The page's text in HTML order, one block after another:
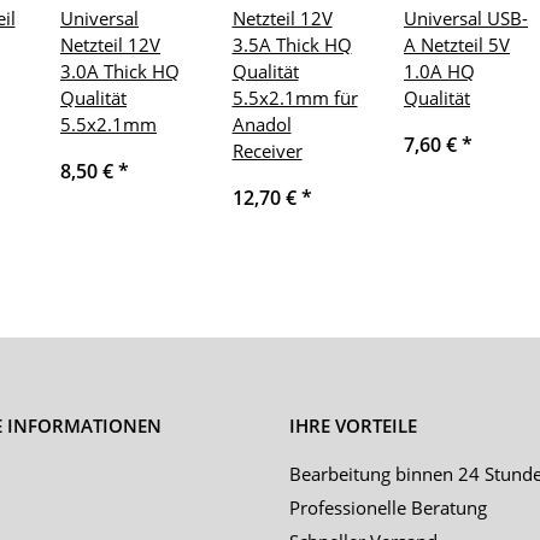
Universal
Netzteil 12V
3.0A Thick HQ
Qualität
5.5x2.1mm
8,50 €*
Netzteil 12V
3.5A Thick HQ
Qualität
5.5x2.1mm für
Anadol
Receiver
12,70 €*
Universal USB-
A Netzteil 5V
1.0A HQ
Qualität
7,60 €*
INFORMATIONEN
IHRE VORTEILE
Bearbeitung binnen 24
Professionelle Beratung